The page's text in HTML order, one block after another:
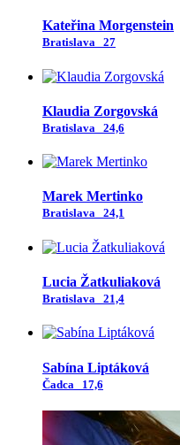
Kateřina Morgenstein
Bratislava 27
Klaudia Zorgovská
Bratislava 24,6
Marek Mertinko
Bratislava 24,1
Lucia Žatkuliaková
Bratislava 21,4
Sabína Liptáková
Čadca 17,6